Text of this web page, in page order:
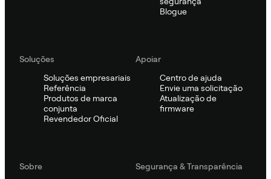
Blogue
Soluções
Soluções empresariais
Referência
Produtos de marca
conjunta
Revendedor Oficial
Apoiar
Centro de ajuda
Envie uma solicitação
Atualização de
firmware
Sobre
Segurança & Transparência